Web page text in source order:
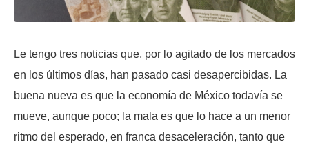
Le tengo tres noticias que, por lo agitado de los mercados
en los últimos días, han pasado casi desapercibidas. La
buena nueva es que la economía de México todavía se
mueve, aunque poco; la mala es que lo hace a un menor
ritmo del esperado, en franca desaceleración, tanto que